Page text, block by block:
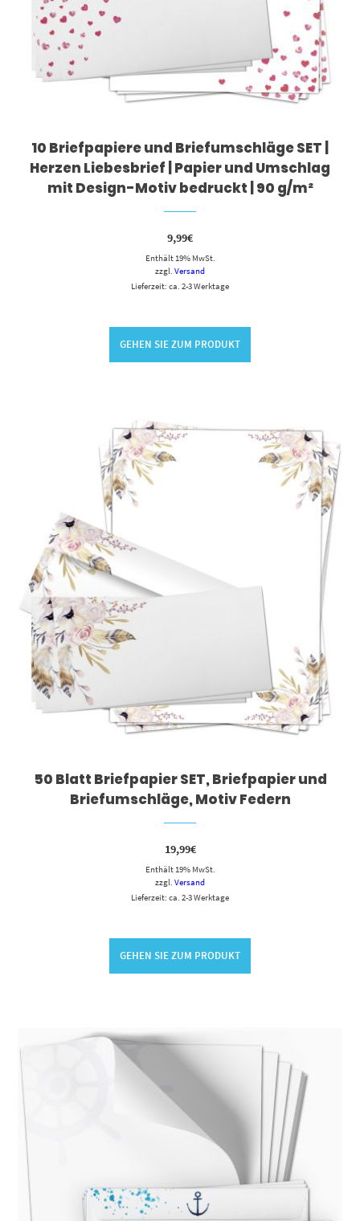
10 Briefpapiere und Briefumschläge SET |
Herzen Liebesbrief | Papier und Umschlag
mit Design-Motiv bedruckt | 90 g/m²
9,99€
Enthält 19% MwSt.
zzgl. Versand
Lieferzeit: ca. 2-3 Werktage
GEHEN SIE ZUM PRODUKT
50 Blatt Briefpapier SET, Briefpapier und
Briefumschläge, Motiv Federn
19,99€
Enthält 19% MwSt.
zzgl. Versand
Lieferzeit: ca. 2-3 Werktage
GEHEN SIE ZUM PRODUKT